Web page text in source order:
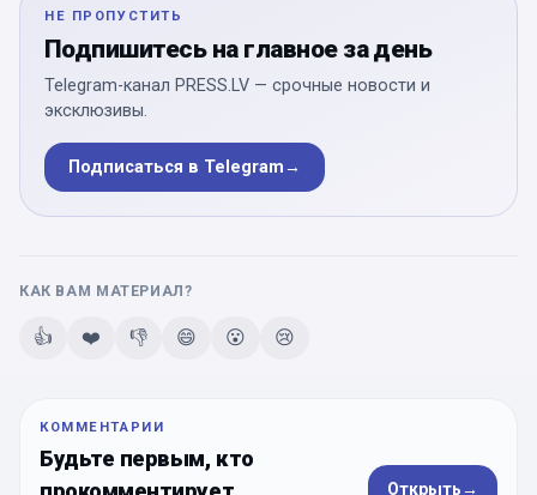
НЕ ПРОПУСТИТЬ
Подпишитесь на главное за день
Telegram-канал PRESS.LV — срочные новости и
эксклюзивы.
Подписаться в Telegram→
КАК ВАМ МАТЕРИАЛ?
👍 ❤️ 👎 😄 😮 😢
КОММЕНТАРИИ
Будьте первым, кто
Открыть→